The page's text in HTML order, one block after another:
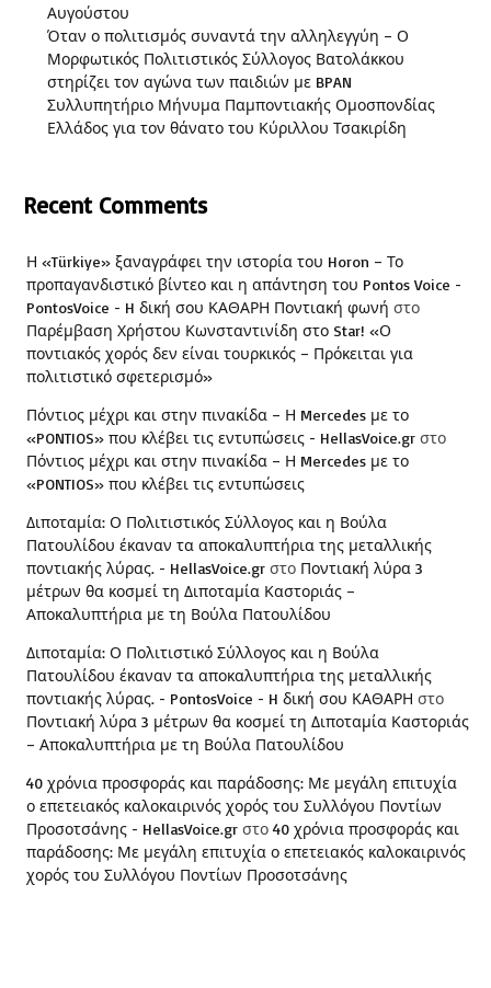
Αυγούστου
Όταν ο πολιτισμός συναντά την αλληλεγγύη – Ο
Μορφωτικός Πολιτιστικός Σύλλογος Βατολάκκου
στηρίζει τον αγώνα των παιδιών με BPAN
Συλλυπητήριο Μήνυμα Παμποντιακής Ομοσπονδίας
Ελλάδος για τον θάνατο του Κύριλλου Τσακιρίδη
Recent Comments
Η «Türkiye» ξαναγράφει την ιστορία του Horon – Το
προπαγανδιστικό βίντεο και η απάντηση του Pontos Voice -
PontosVoice - H δική σου ΚΑΘΑΡΗ Ποντιακή φωνή στο
Παρέμβαση Χρήστου Κωνσταντινίδη στο Star! «Ο
ποντιακός χορός δεν είναι τουρκικός – Πρόκειται για
πολιτιστικό σφετερισμό»
Πόντιος μέχρι και στην πινακίδα – Η Mercedes με το
«PONTIOS» που κλέβει τις εντυπώσεις - HellasVoice.gr στο
Πόντιος μέχρι και στην πινακίδα – Η Mercedes με το
«PONTIOS» που κλέβει τις εντυπώσεις
Διποταμία: Ο Πολιτιστικός Σύλλογος και η Βούλα
Πατουλίδου έκαναν τα αποκαλυπτήρια της μεταλλικής
ποντιακής λύρας. - HellasVoice.gr στο Ποντιακή λύρα 3
μέτρων θα κοσμεί τη Διποταμία Καστοριάς –
Αποκαλυπτήρια με τη Βούλα Πατουλίδου
Διποταμία: Ο Πολιτιστικό Σύλλογος και η Βούλα
Πατουλίδου έκαναν τα αποκαλυπτήρια της μεταλλικής
ποντιακής λύρας. - PontosVoice - H δική σου ΚΑΘΑΡΗ στο
Ποντιακή λύρα 3 μέτρων θα κοσμεί τη Διποταμία Καστοριάς
– Αποκαλυπτήρια με τη Βούλα Πατουλίδου
40 χρόνια προσφοράς και παράδοσης: Με μεγάλη επιτυχία
ο επετειακός καλοκαιρινός χορός του Συλλόγου Ποντίων
Προσοτσάνης - HellasVoice.gr στο 40 χρόνια προσφοράς και
παράδοσης: Με μεγάλη επιτυχία ο επετειακός καλοκαιρινός
χορός του Συλλόγου Ποντίων Προσοτσάνης